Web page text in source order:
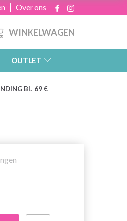
Over ons
WINKELWAGEN
OUTLET
BIJ 69 €